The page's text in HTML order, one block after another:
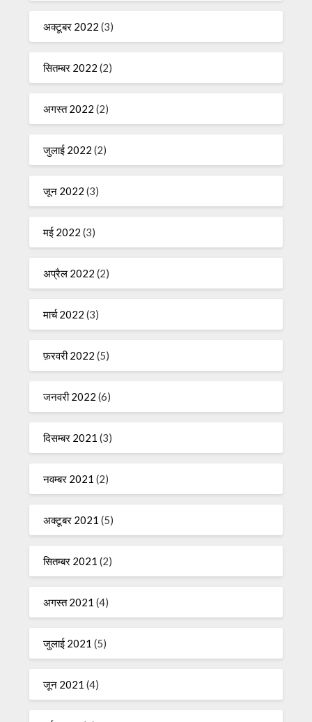
अक्टूबर 2022 (3)
सितम्बर 2022 (2)
अगस्त 2022 (2)
जुलाई 2022 (2)
जून 2022 (3)
मई 2022 (3)
अप्रैल 2022 (2)
मार्च 2022 (3)
फ़रवरी 2022 (5)
जनवरी 2022 (6)
दिसम्बर 2021 (3)
नवम्बर 2021 (2)
अक्टूबर 2021 (5)
सितम्बर 2021 (2)
अगस्त 2021 (4)
जुलाई 2021 (5)
जून 2021 (4)